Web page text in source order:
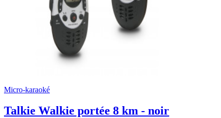
Micro-karaoké
Talkie Walkie portée 8 km - noir